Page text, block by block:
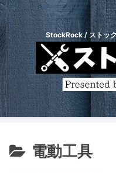
StockRock / ストッ
電動工具